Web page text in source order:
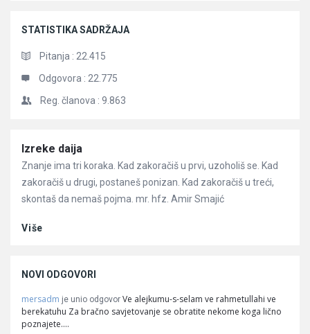
STATISTIKA SADRŽAJA
Pitanja : 22.415
Odgovora : 22.775
Reg. članova : 9.863
Članci
Izreke daija
Znanje ima tri koraka. Kad zakoračiš u prvi, uzoholiš se. Kad
zakoračiš u drugi, postaneš ponizan. Kad zakoračiš u treći,
skontaš da nemaš pojma. mr. hfz. Amir Smajić
Više
NOVI ODGOVORI
mersadm je unio odgovor Ve alejkumu-s-selam ve rahmetullahi ve
berekatuhu Za bračno savjetovanje se obratite nekome koga lično
poznajete.…